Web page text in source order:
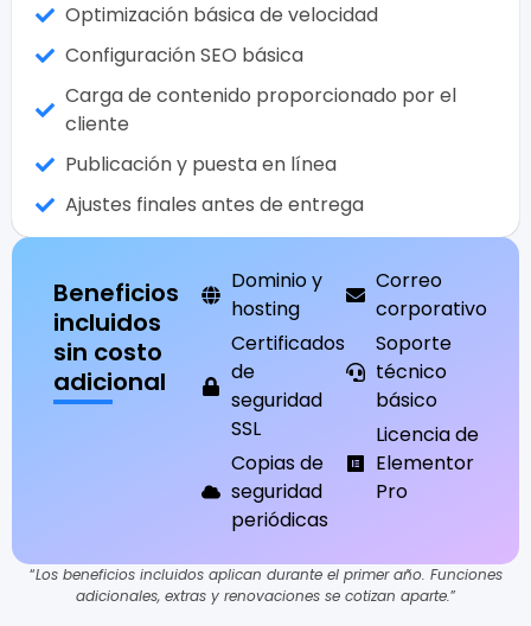
Optimización básica de velocidad
Configuración SEO básica
Carga de contenido proporcionado por el
cliente
Publicación y puesta en línea
Ajustes finales antes de entrega
Beneficios
incluidos
sin costo
adicional
Dominio y
hosting
Certificados
de
seguridad
SSL
Copias de
seguridad
periódicas
Correo
corporativo
Soporte
técnico
básico
Licencia de
Elementor
Pro
“Los beneficios incluidos aplican durante el primer año. Funciones
adicionales, extras y renovaciones se cotizan aparte.”